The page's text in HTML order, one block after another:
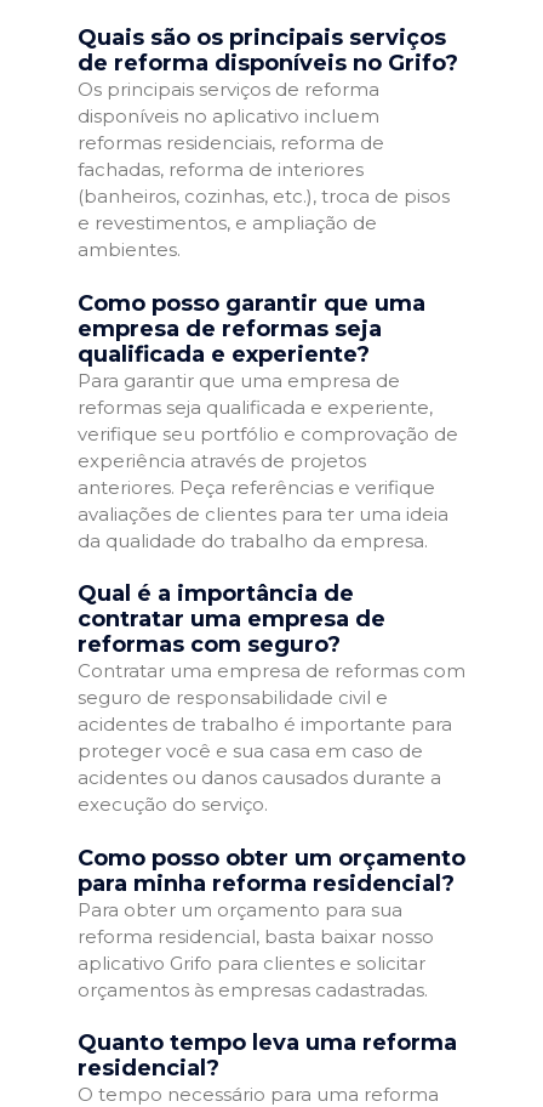
Quais são os principais serviços
de reforma disponíveis no Grifo?
Os principais serviços de reforma
disponíveis no aplicativo incluem
reformas residenciais, reforma de
fachadas, reforma de interiores
(banheiros, cozinhas, etc.), troca de pisos
e revestimentos, e ampliação de
ambientes.
Como posso garantir que uma
empresa de reformas seja
qualificada e experiente?
Para garantir que uma empresa de
reformas seja qualificada e experiente,
verifique seu portfólio e comprovação de
experiência através de projetos
anteriores. Peça referências e verifique
avaliações de clientes para ter uma ideia
da qualidade do trabalho da empresa.
Qual é a importância de
contratar uma empresa de
reformas com seguro?
Contratar uma empresa de reformas com
seguro de responsabilidade civil e
acidentes de trabalho é importante para
proteger você e sua casa em caso de
acidentes ou danos causados durante a
execução do serviço.
Como posso obter um orçamento
para minha reforma residencial?
Para obter um orçamento para sua
reforma residencial, basta baixar nosso
aplicativo Grifo para clientes e solicitar
orçamentos às empresas cadastradas.
Quanto tempo leva uma reforma
residencial?
O tempo necessário para uma reforma